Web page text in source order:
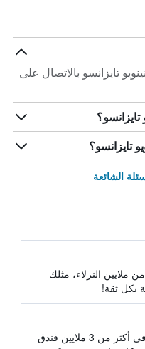
تايزانسو بالاتصال على
تايزانسو؟
الشائعة
ملايين النزلاء، مثلك
بكل ثقة!
يبحث HotelsCombined في أكثر من 3 ملايين فندق